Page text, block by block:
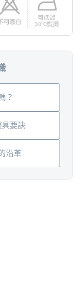
？
具要訣
沿革